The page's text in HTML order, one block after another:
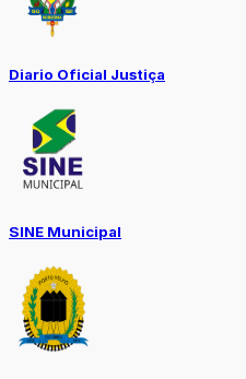
Diario Oficial Justiça
SINE Municipal